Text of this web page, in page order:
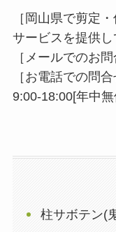
［岡山県で剪定
サービスを提供し
［メールでのお
［お電話での問
9:00-18:00[年中無
柱サボテン(